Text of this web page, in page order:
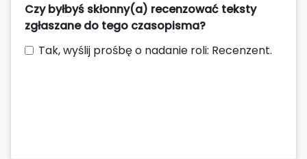
Czy byłbyś skłonny(a) recenzować teksty
zgłaszane do tego czasopisma?
Tak, wyślij prośbę o nadanie roli: Recenzent.